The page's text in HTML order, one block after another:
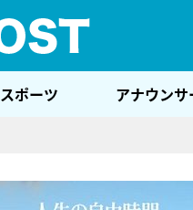
スポーツ アナウンサ